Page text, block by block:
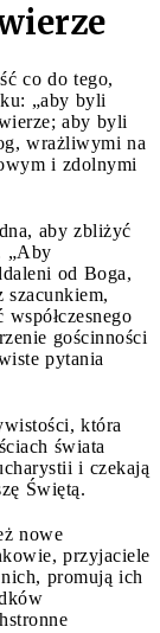
co do tego,
„aby byli
aby byli
wrażliwymi na
i zdolnymi
aby zbliżyć
„Aby
od Boga,
szacunkiem,
gościnności
pytania
która
świata
i czekają
Świętą.
nowe
przyjaciele
promują ich